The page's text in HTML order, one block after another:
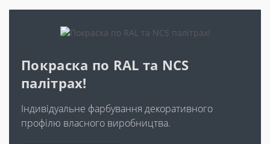
Покраска по RAL та NCS
палітрах!
Індивідуальне фарбування декоративного
профілю власного виробництва.